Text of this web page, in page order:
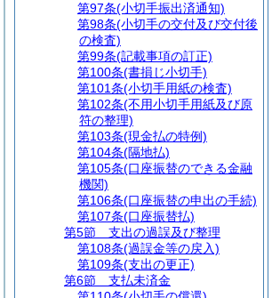
第97条(小切手振出済通知)
第98条(小切手の交付及び交付後
の検査)
第99条(記載事項の訂正)
第100条(書損じ小切手)
第101条(小切手用紙の検査)
第102条(不用小切手用紙及び原
符の整理)
第103条(現金払の特例)
第104条(隔地払)
第105条(口座振替のできる金融
機関)
第106条(口座振替の申出の手続)
第107条(口座振替払)
第5節
支出の過誤及び整理
第108条(過誤金等の戻入)
第109条(支出の更正)
第6節
支払未済金